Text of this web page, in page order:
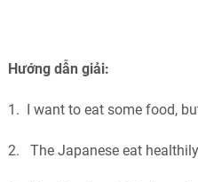
Hướng dẫn giải:
1. I want to eat some food,
2. The Japanese eat